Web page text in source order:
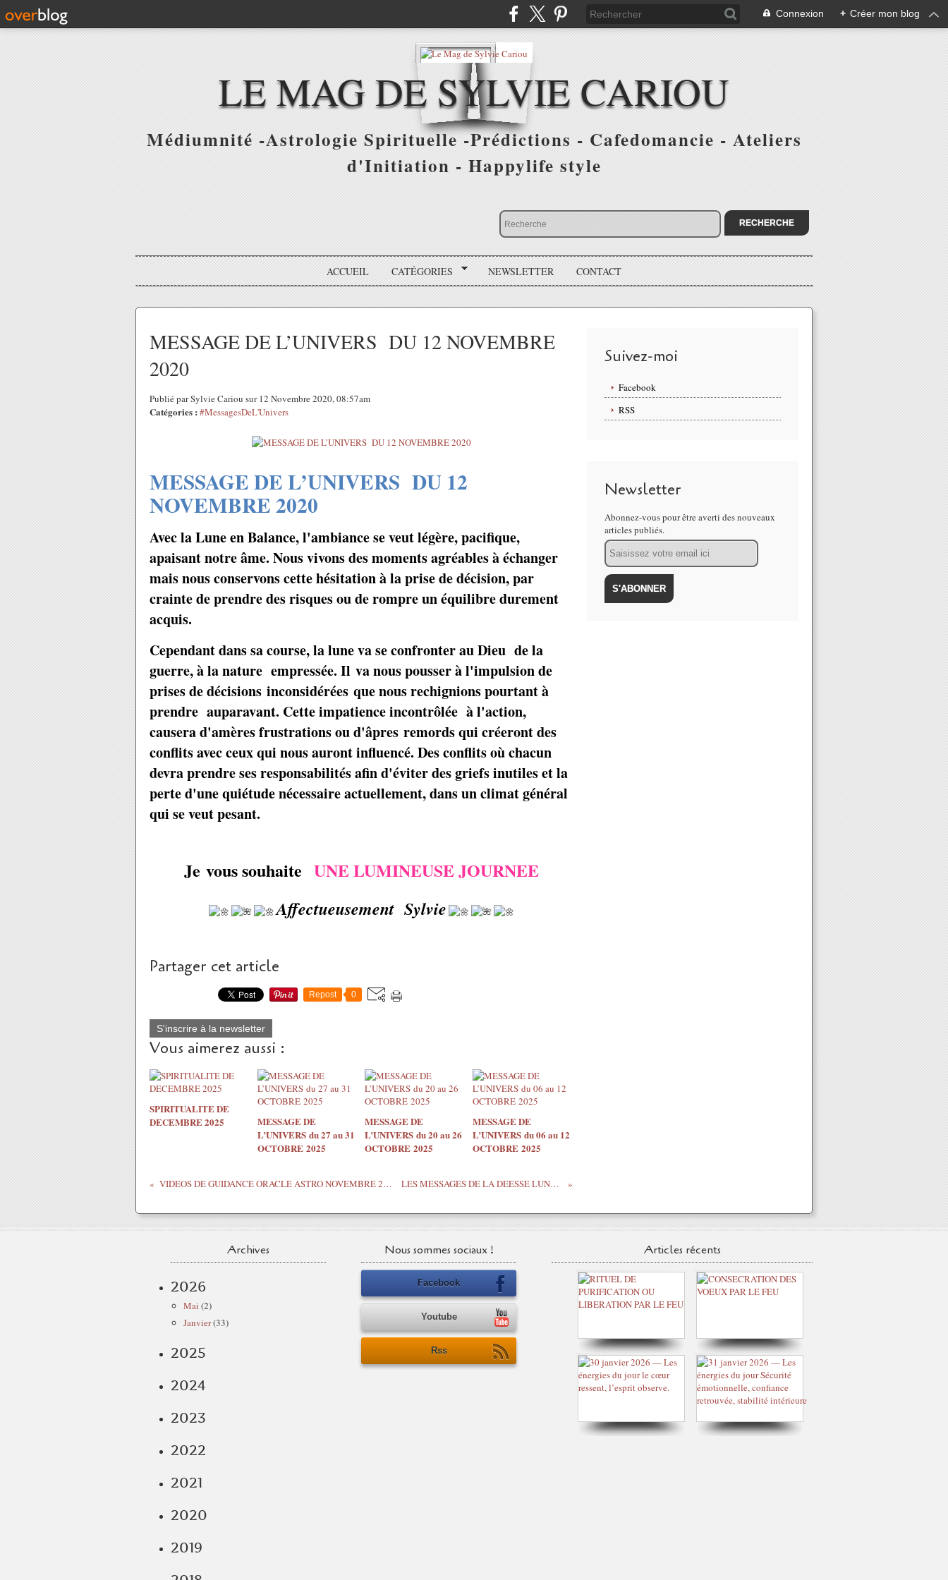
Connexion + Créer mon blog
LE MAG DE SYLVIE CARIOU
Médiumnité -Astrologie Spirituelle -Prédictions - Cafedomancie - Ateliers
d'Initiation - Happylife style
ACCUEIL CATÉGORIES NEWSLETTER CONTACT
MESSAGE DE L’UNIVERS DU 12 NOVEMBRE
2020
Publié par Sylvie Cariou sur 12 Novembre 2020, 08:57am
Catégories : #MessagesDeL'Univers
MESSAGE DE L’UNIVERS DU 12
NOVEMBRE 2020
Avec la Lune en Balance, l'ambiance se veut légère, pacifique,
apaisant notre âme. Nous vivons des moments agréables à échanger
mais nous conservons cette hésitation à la prise de décision, par
crainte de prendre des risques ou de rompre un équilibre durement
acquis.
Cependant dans sa course, la lune va se confronter au Dieu de la
guerre, à la nature empressée. Il va nous pousser à l'impulsion de
prises de décisions inconsidérées que nous rechignions pourtant à
prendre auparavant. Cette impatience incontrôlée à l'action,
causera d'amères frustrations ou d'âpres remords qui créeront des
conflits avec ceux qui nous auront influencé. Des conflits où chacun
devra prendre ses responsabilités afin d'éviter des griefs inutiles et la
perte d'une quiétude nécessaire actuellement, dans un climat général
qui se veut pesant.
Je vous souhaite UNE LUMINEUSE JOURNEE
Affectueusement Sylvie
Partager cet article
Repost 0
S'inscrire à la newsletter
Vous aimerez aussi :
SPIRITUALITE DE
DECEMBRE 2025
MESSAGE DE
L’UNIVERS du 27 au 31
OCTOBRE 2025
MESSAGE DE
L’UNIVERS du 20 au 26
OCTOBRE 2025
MESSAGE DE
L’UNIVERS du 06 au 12
OCTOBRE 2025
VIDEOS DE GUIDANCE ORACLE ASTRO NOVEMBRE 2020 TOUS LES SIGNES ASTRO LES MESSAGES DE LA DEESSE LUNE 12 NOVEMBRE 2020
Suivez-moi
Facebook
RSS
Newsletter
Abonnez-vous pour être averti des nouveaux
articles publiés.
Email
Archives
2026
Mai (2)
Janvier(33)
2025
2024
2023
2022
2021
2020
2019
Nous sommes sociaux !
Facebook
Youtube
Rss
Articles récents